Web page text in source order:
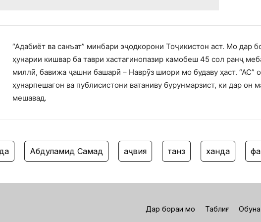
“Адабиёт ва санъат” минбари эҷодкорони Тоҷикистон аст. Мо дар
ҳунарии кишвар ба таври хастагинопазир камобеш 45 сол ранҷ
миллӣ, бавижа ҷашни башарӣ – Наврӯз шиори мо будаву ҳаст. “АС”
ҳунарпешагон ва публисистони ватаниву бурунмарзист, ки дар он
мешавад.
Абдулҳамид Самад ҳаҷвия танз ханда
Дар бораи мо Таблиғ Обуна